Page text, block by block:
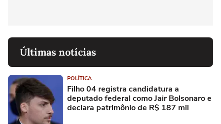
Últimas notícias
POLÍTICA
Filho 04 registra candidatura a
deputado federal como Jair Bolsonaro e
declara patrimônio de R$ 187 mil